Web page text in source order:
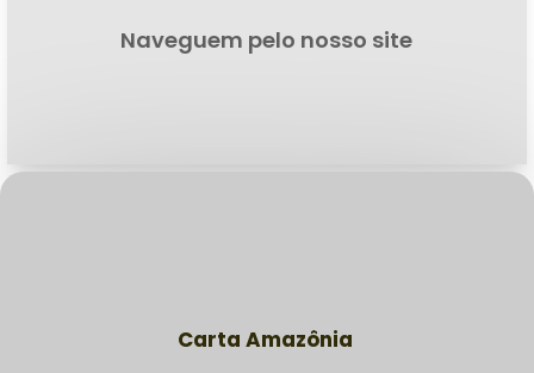
Naveguem pelo nosso site
Carta Amazônia